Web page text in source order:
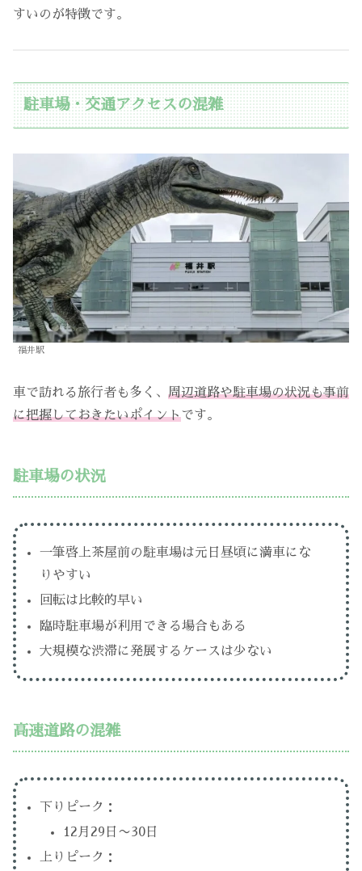
すいのが特徴です。
駐車場・交通アクセスの混雑
福井駅
車で訪れる旅行者も多く、 周辺道路や駐車場の状況も事前
に把握しておきたいポイントです。
駐車場の状況
一筆啓上茶屋前の駐車場は元日昼頃に満車にな
りやすい
回転は比較的早い
臨時駐車場が利用できる場合もある
大規模な渋滞に発展するケースは少ない
高速道路の混雑
下りピーク：
12月29日〜30日
上りピーク：